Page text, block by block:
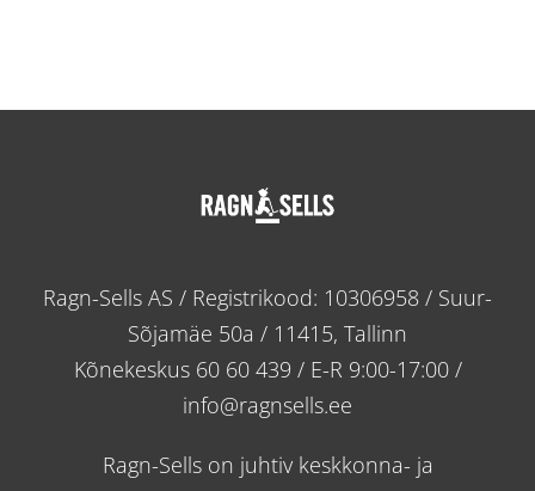
Ragn-Sells AS / Registrikood: 10306958 / Suur-
Sõjamäe 50a / 11415, Tallinn
Kõnekeskus 60 60 439 / E-R 9:00-17:00 /
info@ragnsells.ee
Ragn-Sells on juhtiv keskkonna- ja